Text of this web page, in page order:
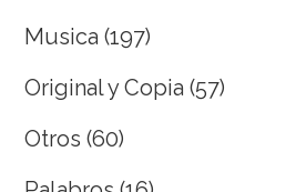
Musica (197)
Original y Copia (57)
Otros (60)